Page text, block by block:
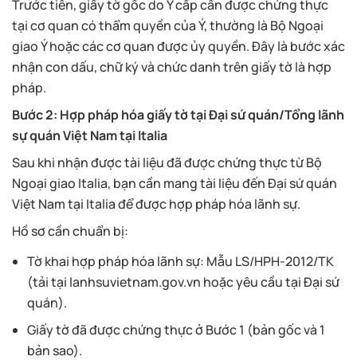
Trước tiên, giấy tờ gốc do Ý cấp cần được chứng thực
tại cơ quan có thẩm quyền của Ý, thường là Bộ Ngoại
giao Ý hoặc các cơ quan được ủy quyền. Đây là bước xác
nhận con dấu, chữ ký và chức danh trên giấy tờ là hợp
pháp.
Bước 2: Hợp pháp hóa giấy tờ tại Đại sứ quán/Tổng lãnh
sự quán Việt Nam tại Italia
Sau khi nhận được tài liệu đã được chứng thực từ Bộ
Ngoại giao Italia, bạn cần mang tài liệu đến Đại sứ quán
Việt Nam tại Italia để được hợp pháp hóa lãnh sự.
Hồ sơ cần chuẩn bị:
Tờ khai hợp pháp hóa lãnh sự: Mẫu LS/HPH-2012/TK
(tải tại lanhsuvietnam.gov.vn hoặc yêu cầu tại Đại sứ
quán).
Giấy tờ đã được chứng thực ở Bước 1 (bản gốc và 1
bản sao).